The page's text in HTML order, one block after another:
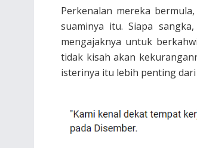
Perkenalan mereka
suaminya itu. Siapa
mengajaknya untuk
tidak kisah akan
isterinya itu lebih penting dari